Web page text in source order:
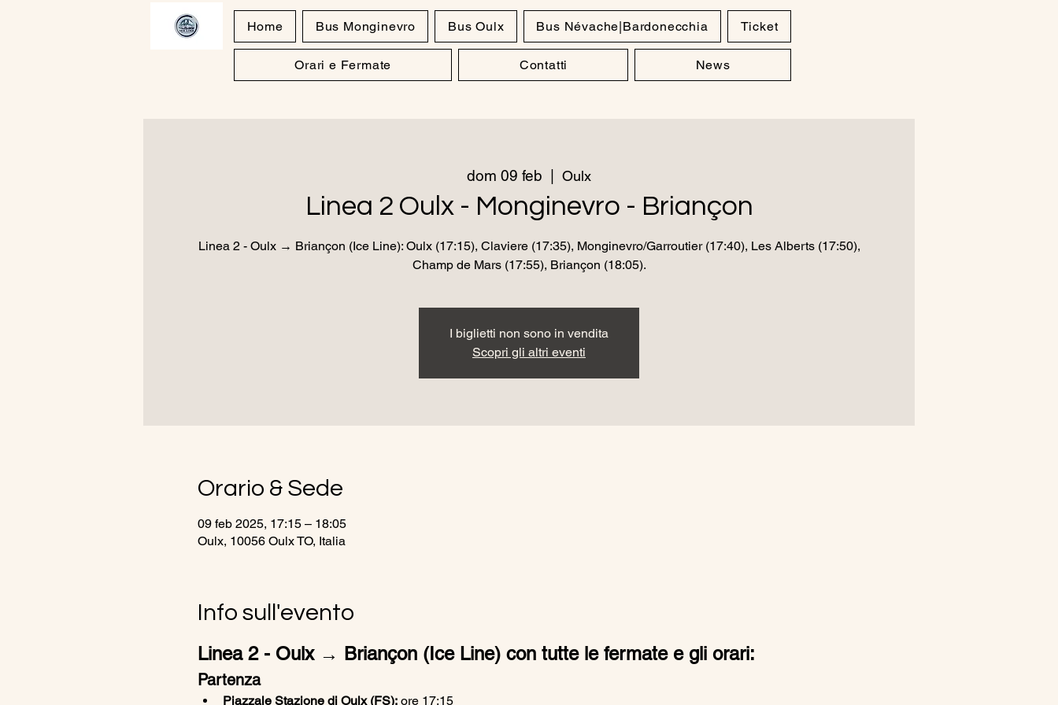
Home Bus Monginevro Bus Oulx Bus Névache|Bardonecchia Ticket
Orari e Fermate Contatti News
dom 09 feb Oulx
Linea 2 Oulx - Monginevro - Briançon
Linea 2 - Oulx → Briançon (Ice Line): Oulx (17:15), Claviere (17:35), Monginevro/Garroutier (17:40), Les Alberts (17:50),
Champ de Mars (17:55), Briançon (18:05).
I biglietti non sono in vendita
Scopri gli altri eventi
Orario & Sede
09 feb 2025, 17:15 – 18:05
Oulx, 10056 Oulx TO, Italia
Info sull'evento
Linea 2 - Oulx → Briançon (Ice Line) con tutte le fermate e gli orari:
Partenza
Piazzale Stazione di Oulx (FS): ore 17:15